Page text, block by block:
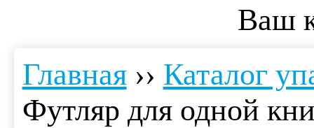
Ваш
Главная›› Каталог
Футляр для одной